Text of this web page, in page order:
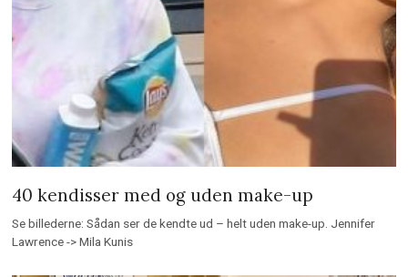
40 kendisser med og uden make-up
Se billederne: Sådan ser de kendte ud – helt uden make-up. Jennifer
Lawrence -> Mila Kunis